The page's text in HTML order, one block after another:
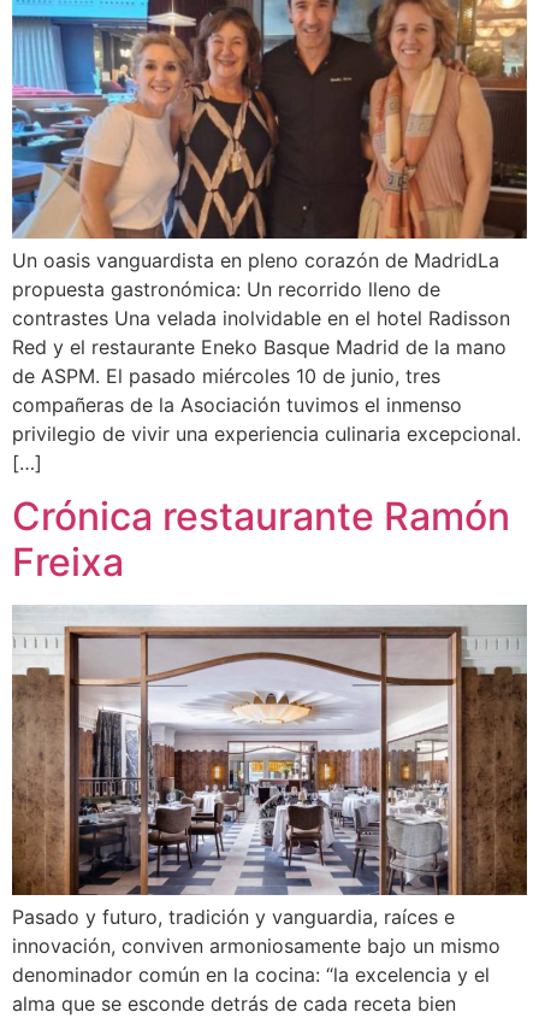
Un oasis vanguardista en pleno corazón de MadridLa
propuesta gastronómica: Un recorrido lleno de
contrastes Una velada inolvidable en el hotel Radisson
Red y el restaurante Eneko Basque Madrid de la mano
de ASPM. El pasado miércoles 10 de junio, tres
compañeras de la Asociación tuvimos el inmenso
privilegio de vivir una experiencia culinaria excepcional.
[…]
Crónica restaurante Ramón
Freixa
Pasado y futuro, tradición y vanguardia, raíces e
innovación, conviven armoniosamente bajo un mismo
denominador común en la cocina: “la excelencia y el
alma que se esconde detrás de cada receta bien